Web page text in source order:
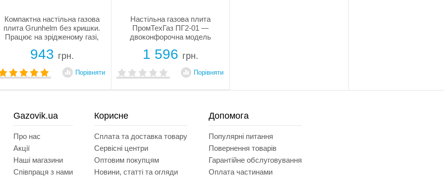
Компактна настільна газова
плита Grunhelm без кришки.
Працює на зрідженому газі,
надійна та зручна у
використанні. Гарантія 2 роки.
943 грн.
Порівняти
Настільна газова плита
ПромТехГаз ПГ2-01 —
двоконфорочна модель
потужністю 2,4 кВт і 1,7 кВт.
Працює як від балонного, так
і від природного газу
(потрібна заміна жиклерів).
Має міцний...
1 596 грн.
Порівняти
Gazovik.ua
Про нас
Акції
Наші магазини
Співпраця з нами
Корисне
Сплата та доставка товару
Сервісні центри
Оптовим покупцям
Новини, статті та огляди
Допомога
Популярні питання
Повернення товарів
Гарантійне обслуговування
Оплата частинами